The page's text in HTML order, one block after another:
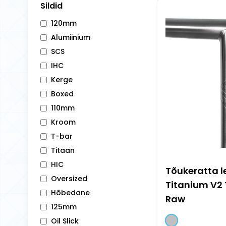
Sildid
120mm
Alumiinium
SCS
IHC
Kerge
Boxed
110mm
Kroom
T-bar
Titaan
HIC
Oversized
Hõbedane
125mm
Oil Slick
Tõukeratta
Titanium
Raw